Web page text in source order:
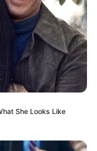
She Looks Like